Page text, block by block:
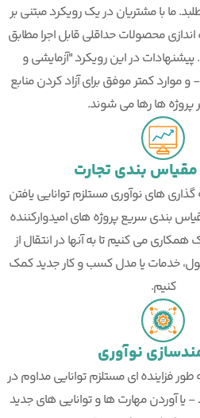
ما با مشتریان در یک رویکرد مبتنی بر
محصولات حداقلی قابل اجرا مطابق
پیشنهادات در این رویکرد "آزمایشی و
و موارد کمتر موفق برای آزاد کردن منابع
پروژه ها رها می شوند.
بندی تجارت
های نوآوری مستلزم توانایی یافتن
بندی سریع پروژه های امیدوارکننده
می کنیم تا به آنها در انتقال از
خدمات یا مدل کسب و کار جدید کمک
کنیم.
نوآوری
فزاینده ای مستلزم توانایی مداوم در
یا آوردن مهارت ها و توانایی های جدید